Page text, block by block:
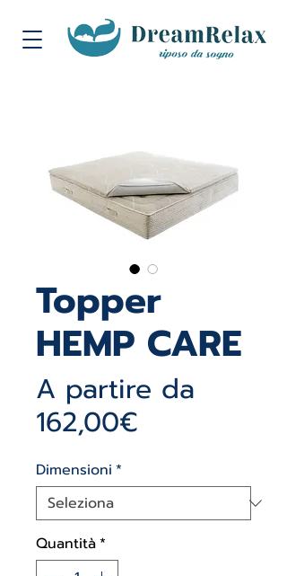
Topper
HEMP CARE
A partire da
162,00€
Dimensioni *
Quantità*